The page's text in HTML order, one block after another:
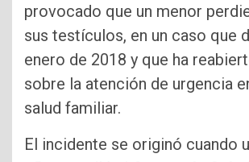
provocado que un menor
sus testículos, en un caso que
enero de 2018 y que ha
sobre la atención de urgencia
salud familiar.
El incidente se originó cuando